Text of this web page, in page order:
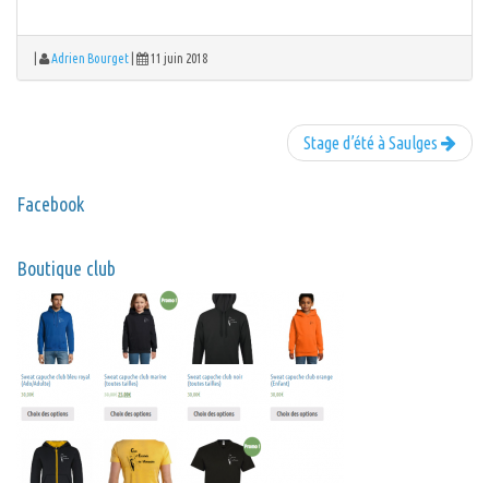
Adrien Bourget 11 juin 2018
Stage d’été à Saulges
Facebook
Boutique club